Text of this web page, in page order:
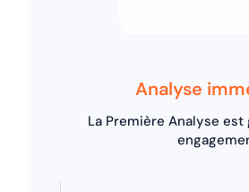
Analyse
La Première Analyse